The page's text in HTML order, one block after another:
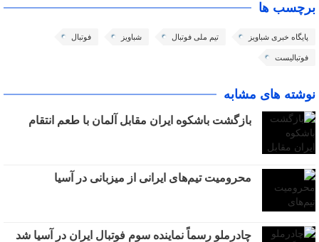
برچسب ها
پایگاه خبری شباویز تیم ملی فوتبال شباویز فوتبال
فوتبالیست
نوشته های مشابه
بازگشت باشکوه ایران مقابل آلمان با طعم انتقام
محرومیت تیم‌های ایرانی از میزبانی در آسیا
چادرملو رسماً نماینده سوم فوتبال ایران در آسیا شد